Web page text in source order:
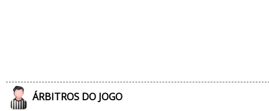
ÁRBITROS DO JOGO